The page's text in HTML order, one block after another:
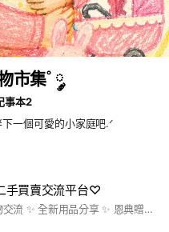
市集˚
事本2
一個可愛的小家庭吧.ᐟ
手買賣交流平台♡
這裡提供媽咪們 ✨ 二手好物交流 ✨ 全新用品分享 ✨ 恩典贈送平台 📌 社團宗旨 讓每一樣寶寶用品都能被好好使用 也讓媽咪們更輕鬆育兒💕 📍加入前請務必詳閱版規 維護良好交易環境，謝謝大家配合🤍 💗 一起打造安心又溫暖的母嬰交流空間 🐻✨